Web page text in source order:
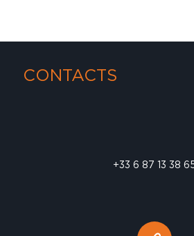
CONTACTS
+33 6 87 13 38